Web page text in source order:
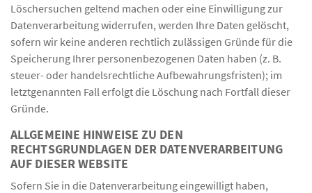
Löschersuchen geltend machen oder eine Einwilligung zur
Datenverarbeitung widerrufen, werden Ihre Daten gelöscht,
sofern wir keine anderen rechtlich zulässigen Gründe für die
Speicherung Ihrer personenbezogenen Daten haben (z. B.
steuer- oder handelsrechtliche Aufbewahrungsfristen); im
letztgenannten Fall erfolgt die Löschung nach Fortfall dieser
Gründe.
ALLGEMEINE HINWEISE ZU DEN
RECHTSGRUNDLAGEN DER DATENVERARBEITUNG
AUF DIESER WEBSITE
Sofern Sie in die Datenverarbeitung eingewilligt haben,